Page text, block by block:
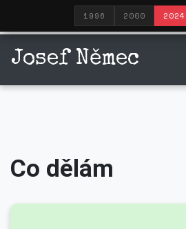
1996 2000 2024
Josef Němec
Co dělám